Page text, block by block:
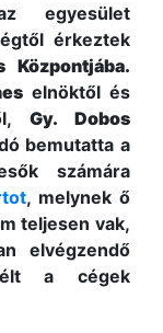
egyesület
érkeztek
Központjába.
elnöktől és
Gy. Dobos
bemutatta a
számára
, melynek ő
teljesen vak,
elvégzendő
a cégek